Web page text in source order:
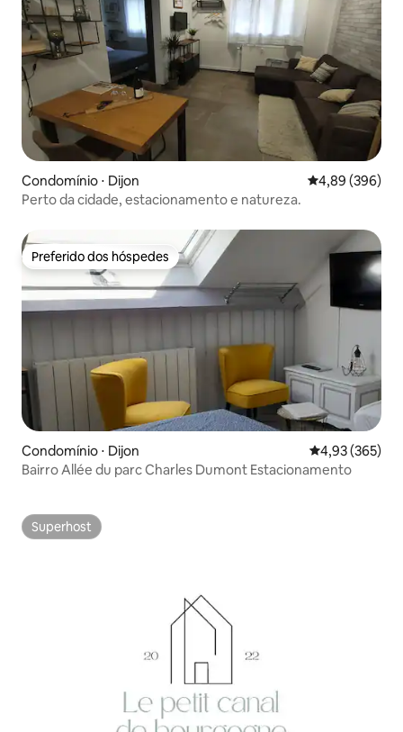
Condomínio ⋅ Dijon 4,89 de uma
4,89 (396)
Perto da cidade, estacionamento e natureza.
Preferido dos hóspedes
Preferido dos hóspedes
Condomínio ⋅ Dijon 4,93 de uma
4,93 (365)
Bairro Allée du parc Charles Dumont Estacionamento
Superhost
Superhost